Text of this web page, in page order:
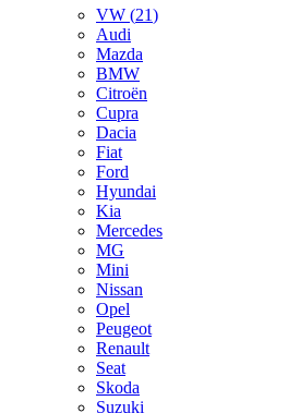
VW (21)
Audi
Mazda
BMW
Citroën
Cupra
Dacia
Fiat
Ford
Hyundai
Kia
Mercedes
MG
Mini
Nissan
Opel
Peugeot
Renault
Seat
Skoda
Suzuki